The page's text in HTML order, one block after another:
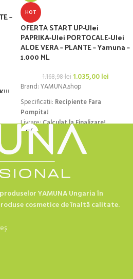
– HOT
OFERTA START UP-Ulei
PAPRIKA-Ulei PORTOCALE-Ulei
ALOE VERA – PLANTE – Yamuna –
1.000 ML
1.168,98lei 1.035,00lei
Brand: YAMUNA.shop
Specificatii: Recipiente Fara
Pompita!
Livrare:Calculat la Finalizare!
Recipientele NU au pompita!
Poate fi achizitionata aici:
YAMUNA Ungaria în
cosmetice de înaltă calitate.